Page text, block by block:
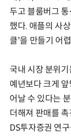
두고 블룸버그
했다. 애플의 사
클'을 만들기 어
국내 시장 분위
예년보다 크게
어날 수 있다는
더해져 판매를
DS투자증권 연